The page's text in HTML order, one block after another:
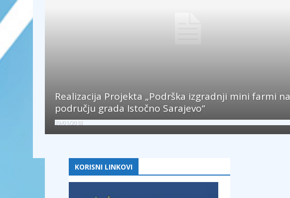
Realizacija Projekta „Podrška izgradnji mini farmi na
području grada Istočno Sarajevo“
29/01/2018
KORISNI LINKOVI